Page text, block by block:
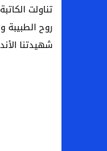
تناولت
روح الطبيبة
شهيدتنا